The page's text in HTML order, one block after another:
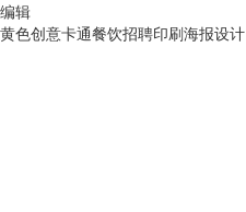
编辑
黄色创意卡通餐饮招聘印刷海报设计